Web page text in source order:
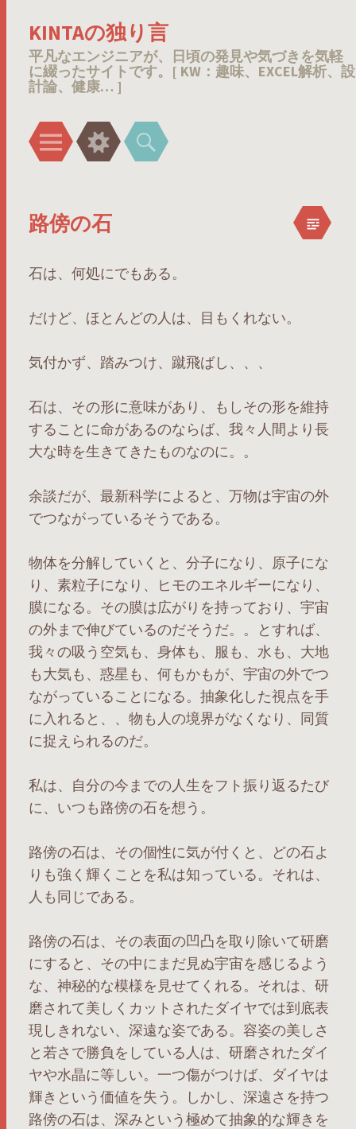
KINTAの独り言
平凡なエンジニアが、日頃の発見や気づきを気軽
に綴ったサイトです。[ KW：趣味、EXCEL解析、設
計論、健康… ]
メ
ニ
ウ
ィ
ッ
検
索
路傍の石
石は、何処にでもある。
だけど、ほとんどの人は、目もくれない。
気付かず、踏みつけ、蹴飛ばし、、、
石は、その形に意味があり、もしその形を維持
することに命があるのならば、我々人間より長
大な時を生きてきたものなのに。。
余談だが、最新科学によると、万物は宇宙の外
でつながっているそうである。
物体を分解していくと、分子になり、原子にな
り、素粒子になり、ヒモのエネルギーになり、
膜になる。その膜は広がりを持っており、宇宙
の外まで伸びているのだそうだ。。とすれば、
我々の吸う空気も、身体も、服も、水も、大地
も大気も、惑星も、何もかもが、宇宙の外でつ
ながっていることになる。抽象化した視点を手
に入れると、、物も人の境界がなくなり、同質
に捉えられるのだ。
私は、自分の今までの人生をフト振り返るたび
に、いつも路傍の石を想う。
路傍の石は、その個性に気が付くと、どの石よ
りも強く輝くことを私は知っている。それは、
人も同じである。
路傍の石は、その表面の凹凸を取り除いて研磨
にすると、その中にまだ見ぬ宇宙を感じるよう
な、神秘的な模様を見せてくれる。それは、研
磨されて美しくカットされたダイヤでは到底表
現しきれない、深遠な姿である。容姿の美しさ
と若さで勝負をしている人は、研磨されたダイ
ヤや水晶に等しい。一つ傷がつけば、ダイヤは
輝きという価値を失う。しかし、深遠さを持つ
路傍の石は、深みという極めて抽象的な輝きを